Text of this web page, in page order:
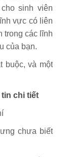
sinh viên
vực có liên
trong các lĩnh
của bạn.
buộc, và một
chi tiết
chưa biết